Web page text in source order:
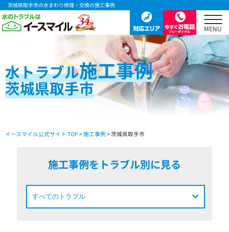
茨城県取手市の水まわり修理・交換の施工事例
水トラブル施工事例
茨城県取手市
イースマイル公式サイト TOP>施工事例 > 茨城県取手市
施工事例をトラブル別に見る